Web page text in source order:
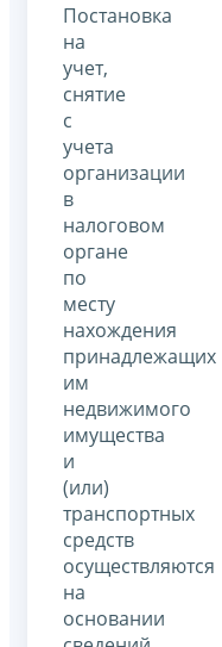
Постановка
на
учет,
снятие
с
учета
организации
в
налоговом
органе
по
месту
нахождения
принадлежащих
им
недвижимого
имущества
и
(или)
транспортных
средств
осуществляются
на
основании